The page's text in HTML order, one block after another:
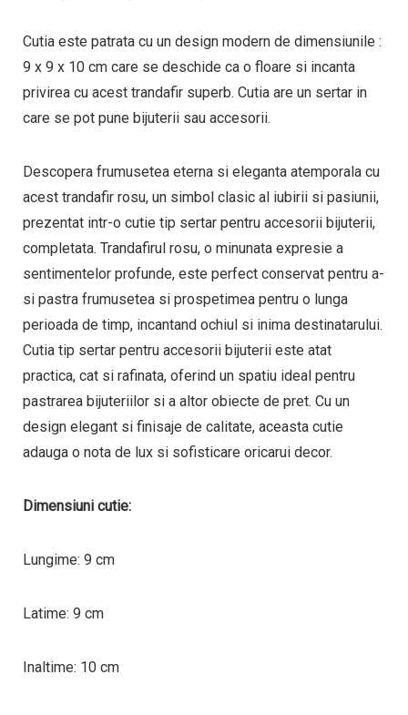
Cutia este patrata cu un design modern de dimensiunile :
9 x 9 x 10 cm care se deschide ca o floare si incanta
privirea cu acest trandafir superb. Cutia are un sertar in
care se pot pune bijuterii sau accesorii.
Descopera frumusetea eterna si eleganta atemporala cu
acest trandafir rosu, un simbol clasic al iubirii si pasiunii,
prezentat intr-o cutie tip sertar pentru accesorii bijuterii,
completata. Trandafirul rosu, o minunata expresie a
sentimentelor profunde, este perfect conservat pentru a-
si pastra frumusetea si prospetimea pentru o lunga
perioada de timp, incantand ochiul si inima destinatarului.
Cutia tip sertar pentru accesorii bijuterii este atat
practica, cat si rafinata, oferind un spatiu ideal pentru
pastrarea bijuteriilor si a altor obiecte de pret. Cu un
design elegant si finisaje de calitate, aceasta cutie
adauga o nota de lux si sofisticare oricarui decor.
Dimensiuni cutie:
Lungime: 9 cm
Latime: 9 cm
Inaltime: 10 cm